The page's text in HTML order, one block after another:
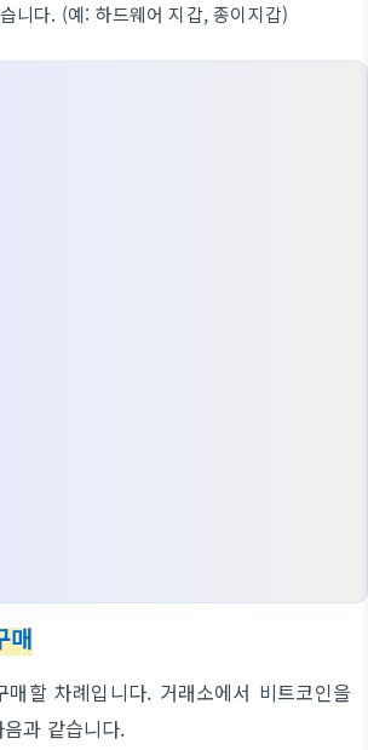
니다. (예: 하드웨어 지갑, 종이지갑)
매
매할 차례입니다. 거래소에서 비트코인을
과 같습니다.